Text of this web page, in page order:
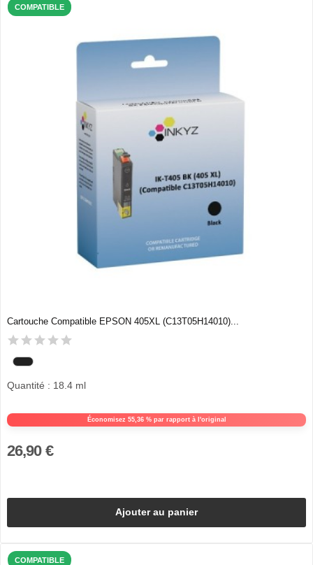
COMPATIBLE
Cartouche Compatible EPSON 405XL (C13T05H14010)...
Économisez 55,36 % par rapport à l'original
Quantité : 18.4 ml
26,90 €
Ajouter au panier
COMPATIBLE